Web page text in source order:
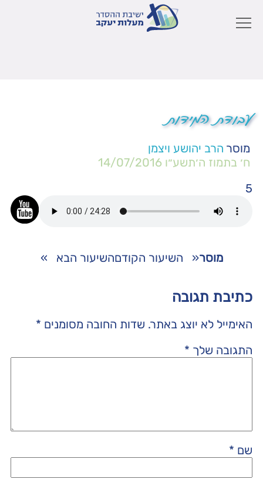
עבודת המידות
מוסר הרב יהושע ויצמן
ח׳ בתמוז ה׳תשע״ו 14/07/2016
5
מוסר« השיעור הקודםהשיעור הבא »
כתיבת תגובה
האימייל לא יוצג באתר. שדות החובה מסומנים *
התגובה שלך *
שם *